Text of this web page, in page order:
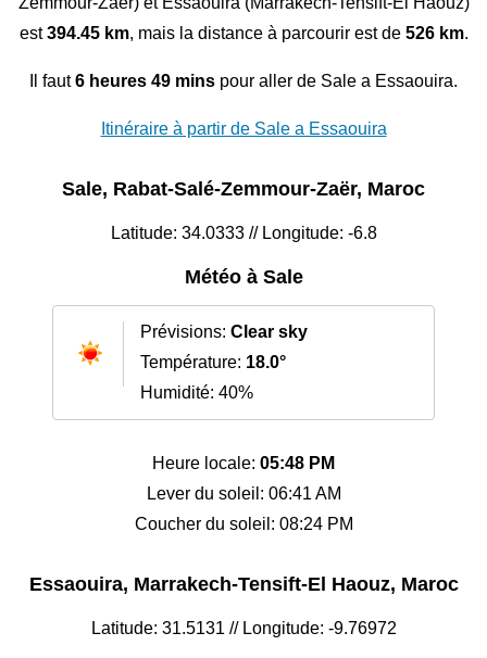
est394.45 km, mais la distance à parcourir est de 526 km.
Il faut6 heures 49 mins pour aller de Sale a Essaouira.
Itinéraire à partir de Sale a Essaouira
Sale, Rabat-Salé-Zemmour-Zaër, Maroc
Latitude: 34.0333 // Longitude: -6.8
Météo à Sale
Prévisions: Clear sky
Température: 18.0°
Humidité: 40%
Heure locale: 05:48 PM
Lever du soleil: 06:41 AM
Coucher du soleil: 08:24 PM
Essaouira, Marrakech-Tensift-El Haouz, Maroc
Latitude: 31.5131 // Longitude: -9.76972